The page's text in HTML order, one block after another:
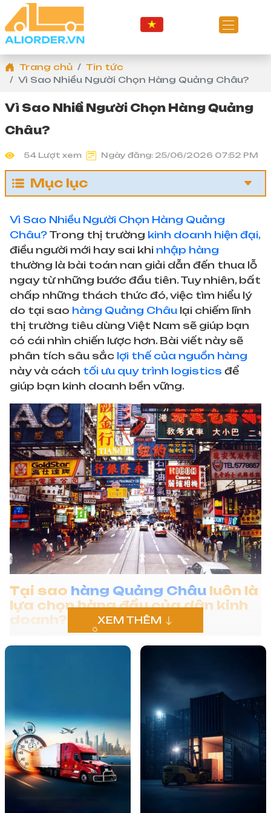
Trang chủ
Tin tức
Vì Sao Nhiều Người Chọn Hàng Quảng Châu?
Vì Sao Nhiều Người Chọn Hàng Quảng
Châu?
54 Lượt xem Ngày đăng: 25/06/2026 07:52 PM
Mục lục
Vì Sao Nhiều Người Chọn Hàng Quảng
Châu? Trong thị trường kinh doanh hiện đại,
điều người mới hay sai khi nhập hàng
thường là bài toán nan giải dẫn đến thua lỗ
ngay từ những bước đầu tiên. Tuy nhiên, bất
chấp những thách thức đó, việc tìm hiểu lý
do tại sao hàng Quảng Châu lại chiếm lĩnh
thị trường tiêu dùng Việt Nam sẽ giúp bạn
có cái nhìn chiến lược hơn. Bài viết này sẽ
phân tích sâu sắc lợi thế của nguồn hàng
này và cách tối ưu quy trình logistics để
giúp bạn kinh doanh bền vững.
Tại sao hàng Quảng Châu luôn là
lựa chọn hàng đầu của dân kinh
doanh?
tại Việt Nam chưa bao giờ có dấu hiệu hạ
hoàn hảo giữa giá thành, kiểu dáng và chất
vận chuyển Việt
Trung, chúng ta không thể phủ nhận
Quảng Châu chính là "thủ phủ" cung ứng
hàng hóa lớn nhất thế giới.Nhiều Người
Chọn Hàng Quảng Châu
Lợi thế lớn nhất của nguồn hàng này chính
XEM THÊM